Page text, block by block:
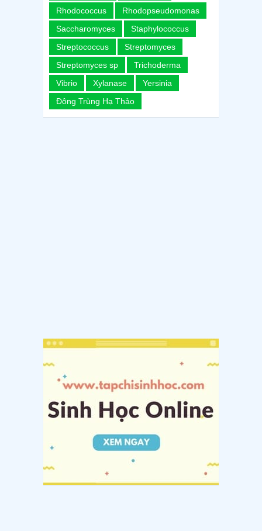
Rhodococcus
Rhodopseudomonas
Saccharomyces
Staphylococcus
Streptococcus
Streptomyces
Streptomyces sp
Trichoderma
Vibrio
Xylanase
Yersinia
Đông Trùng Hạ Thảo